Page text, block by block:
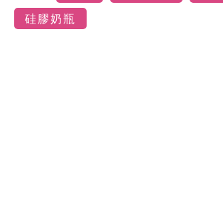
硅膠奶瓶